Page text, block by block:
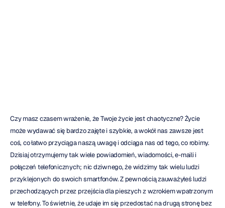
Czy masz czasem wrażenie, że Twoje życie jest chaotyczne? Życie
może wydawać się bardzo zajęte i szybkie, a wokół nas zawsze jest
coś, co łatwo przyciąga naszą uwagę i odciąga nas od tego, co robimy.
Dzisiaj otrzymujemy tak wiele powiadomień, wiadomości, e-maili i
połączeń telefonicznych; nic dziwnego, że widzimy tak wielu ludzi
przyklejonych do swoich smartfonów. Z pewnością zauważyłeś ludzi
przechodzących przez przejścia dla pieszych z wzrokiem wpatrzonym
w telefony. To świetnie, że udaje im się przedostać na drugą stronę bez